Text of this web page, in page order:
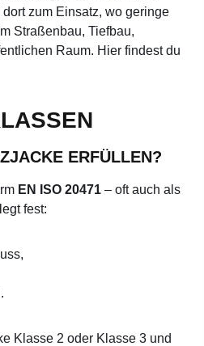
zum Einsatz, wo geringe
Straßenbau, Tiefbau,
Raum. Hier findest du
ERFÜLLEN?
EN ISO 20471 – oft auch als
fest:
Klasse 2 oder Klasse 3 und